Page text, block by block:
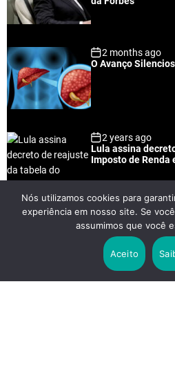
r
2 months ago
O Avanço
2 years ago
Lula assina
Imposto de Renda
2 years ago
Lei Rouanet e
que Lula pediu
Nós utilizamos cookies para
experiência em nosso site. Se
assumimos que você
Aceito